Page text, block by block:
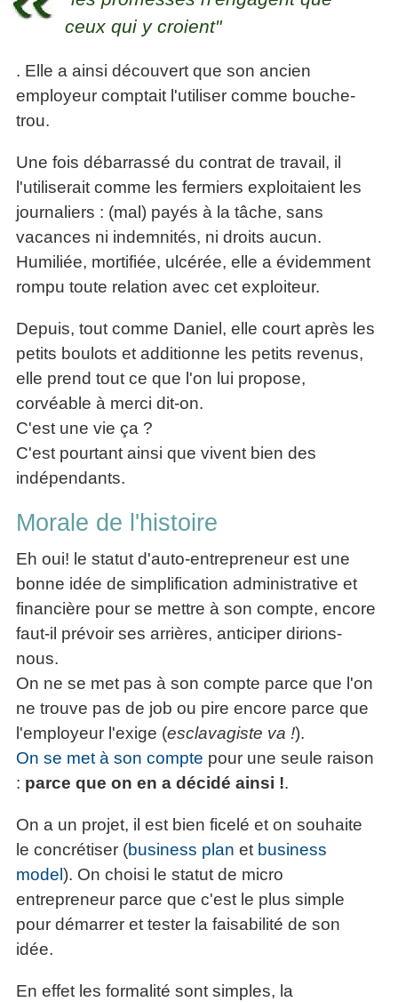
ceux qui y croient"
. Elle a ainsi découvert que son ancien
employeur comptait l'utiliser comme bouche-
trou.
Une fois débarrassé du contrat de travail, il
l'utiliserait comme les fermiers exploitaient les
journaliers : (mal) payés à la tâche, sans
vacances ni indemnités, ni droits aucun.
Humiliée, mortifiée, ulcérée, elle a évidemment
rompu toute relation avec cet exploiteur.
Depuis, tout comme Daniel, elle court après les
petits boulots et additionne les petits revenus,
elle prend tout ce que l'on lui propose,
corvéable à merci dit-on.
C'est une vie ça ?
C'est pourtant ainsi que vivent bien des
indépendants.
Morale de l'histoire
Eh oui! le statut d'auto-entrepreneur est une
bonne idée de simplification administrative et
financière pour se mettre à son compte, encore
faut-il prévoir ses arrières, anticiper dirions-
nous.
On ne se met pas à son compte parce que l'on
ne trouve pas de job ou pire encore parce que
l'employeur l'exige (esclavagiste va !).
On se met à son compte pour une seule raison
: parce que on en a décidé ainsi !.
On a un projet, il est bien ficelé et on souhaite
le concrétiser (business plan et business
model ). On choisi le statut de micro
entrepreneur parce que c'est le plus simple
pour démarrer et tester la faisabilité de son
idée.
En effet les formalité sont simples, la